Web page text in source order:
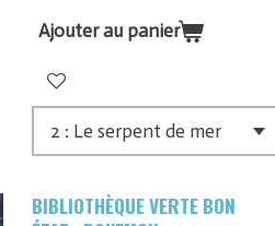
Ajouter au panier
BIBLIOTHÈQUE VERTE BON